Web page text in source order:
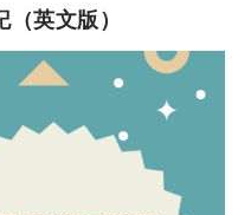
英文版）